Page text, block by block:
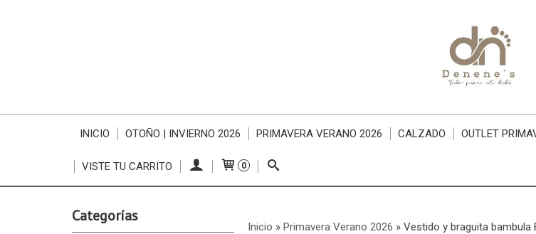
INICIO OTOÑO | INVIERNO 2026 PRIMAVERA VERANO 2026 CALZADO OUTLET
VISTE TU CARRITO 0
Categorías
Inicio » Primavera Verano 2026 » Vestido y braguita bambula